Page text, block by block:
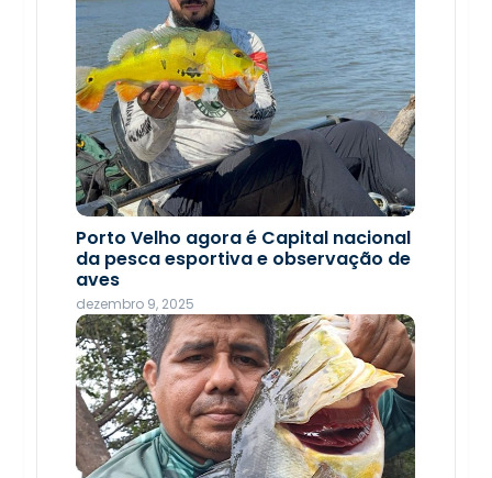
Troca de figurinhas reúne famílias
em tarde de diversão na Rua do Hexa
junho 22, 2026
Porto Velho agora é Capital nacional
da pesca esportiva e observação de
aves
dezembro 9, 2025